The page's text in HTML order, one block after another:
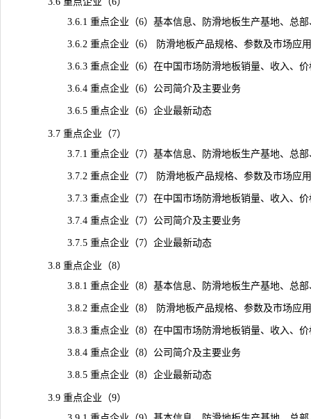
3.6.1 重点企业（6）基本信息、防滑地板生产基地、总部
3.6.2 重点企业（6） 防滑地板产品规格、参数及市场应用
3.6.3 重点企业（6）在中国市场防滑地板销量、收入、价格
3.6.4 重点企业（6）公司简介及主要业务
3.6.5 重点企业（6）企业最新动态
3.7 重点企业（7）
3.7.1 重点企业（7）基本信息、防滑地板生产基地、总部
3.7.2 重点企业（7） 防滑地板产品规格、参数及市场应用
3.7.3 重点企业（7）在中国市场防滑地板销量、收入、价格
3.7.4 重点企业（7）公司简介及主要业务
3.7.5 重点企业（7）企业最新动态
3.8 重点企业（8）
3.8.1 重点企业（8）基本信息、防滑地板生产基地、总部
3.8.2 重点企业（8） 防滑地板产品规格、参数及市场应用
3.8.3 重点企业（8）在中国市场防滑地板销量、收入、价格
3.8.4 重点企业（8）公司简介及主要业务
3.8.5 重点企业（8）企业最新动态
3.9 重点企业（9）